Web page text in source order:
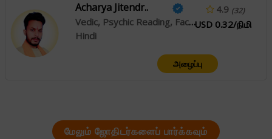
Acharya Jitendr..
Vedic, Psychic Reading, Face Reading
Hindi
4.9 (32)
USD 0.32/நிமி
அழைப்பு
மேலும் ஜோதிடர்களைப் பார்க்கவும்